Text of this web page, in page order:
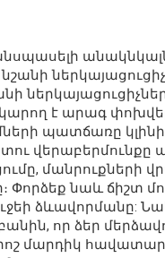
է արագ
պատճառը կլինի
վերաբերմունքը
մանրուքների
Փորձեք նաև ճիշտ
ձևավորմանը:
որ ձեր
մարդիկ